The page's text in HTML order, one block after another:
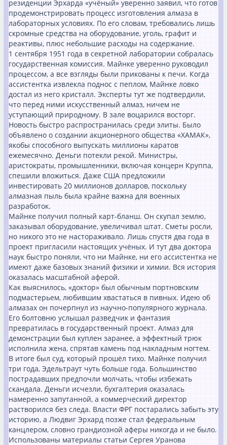
резиденции Эрхарда «учёный» уверенно заявил, что готов
продемонстрировать процесс изготовления алмаза в
лабораторных условиях. По его словам, требовались лишь
скромные средства на оборудование, уголь, графит и
реактивы, плюс небольшие расходы на содержание.
1 сентября 1951 года в секретной лаборатории собралась
государственная комиссия. Майнке уверенно руководил
процессом, а все взгляды были прикованы к печи. Когда
ассистентка извлекла поднос с пеплом, Майнке ловко
достал из него кристалл. Эксперты тут же подтвердили,
что перед ними искусственный алмаз, ничем не
уступающий природному. В зале воцарился восторг.
Новость быстро распространилась среди элиты. Было
объявлено о создании акционерного общества «ХАМАК»,
якобы способного выпускать миллионы каратов
ежемесячно. Деньги потекли рекой. Министры,
аристократы, промышленники, включая концерн Круппа,
спешили вложиться. Даже США предложили
инвестировать 20 миллионов долларов, поскольку
алмазная пыль была крайне важна для военных
разработок.
Майнке получил полный карт-бланш. Он скупал землю,
заказывал оборудование, увеличивал штат. Сметы росли,
но никого это не настораживало. Лишь спустя два года в
проект пригласили настоящих учёных. И тут два доктора
наук быстро поняли, что ни Майнке, ни его ассистентка не
имеют даже базовых знаний физики и химии. Вся история
оказалась масштабной аферой.
Как выяснилось, «доктор» был обычным портновским
подмастерьем, любившим хвастаться в пивных. Идею об
алмазах он почерпнул из научно-популярного журнала.
Его болтовню услышал разведчик и фантазия
превратилась в государственный проект. Алмаз для
демонстрации был куплен заранее, а эффектный трюк
исполнила жена, спрятав камень под накладным ногтем.
В итоге был суд, который прошёл тихо. Майнке получил
три года, Эдельтраут чуть больше года. Большинство
пострадавших предпочли молчать, чтобы избежать
скандала. Деньги исчезли, бухгалтерия оказалась
намеренно запутанной, а коммерческий директор
растворился без следа. Власти ФРГ постарались забыть эту
историю, а Людвиг Эрхард позже стал федеральным
канцлером, словно грандиозной аферы никогда и не было.
Использованы материалы статьи Сергея Уранова